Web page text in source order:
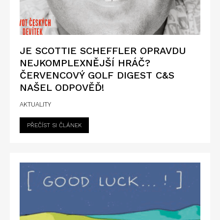
JE SCOTTIE SCHEFFLER OPRAVDU
NEJKOMPLEXNĚJŠÍ HRÁČ?
ČERVENCOVÝ GOLF DIGEST C&S
NAŠEL ODPOVĚĎ!
AKTUALITY
PŘEČÍST SI ČLÁNEK